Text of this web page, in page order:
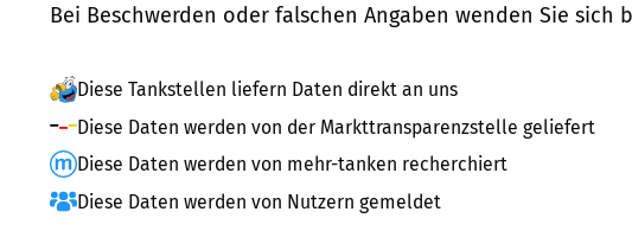
Bei Beschwerden oder falschen Angaben wenden Sie sich
Diese Tankstellen liefern Daten direkt an uns
Diese Daten werden von der Markttransparenzstelle geliefert
Diese Daten werden von mehr-tanken recherchiert
Diese Daten werden von Nutzern gemeldet